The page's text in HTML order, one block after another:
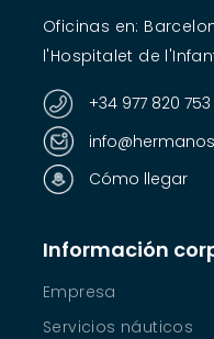
Oficinas en:
l'Hospitalet de
+34 977 820 753
Cómo llegar
Información
Empresa
Servicios náuticos